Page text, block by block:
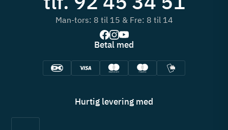
Man-tors: 8 til 15 & Fre: 8 til 14
Betal med
Hurtig levering med